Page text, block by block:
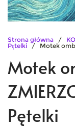
Strona główna /
Pętelki / Motek
Motek
Pętelki